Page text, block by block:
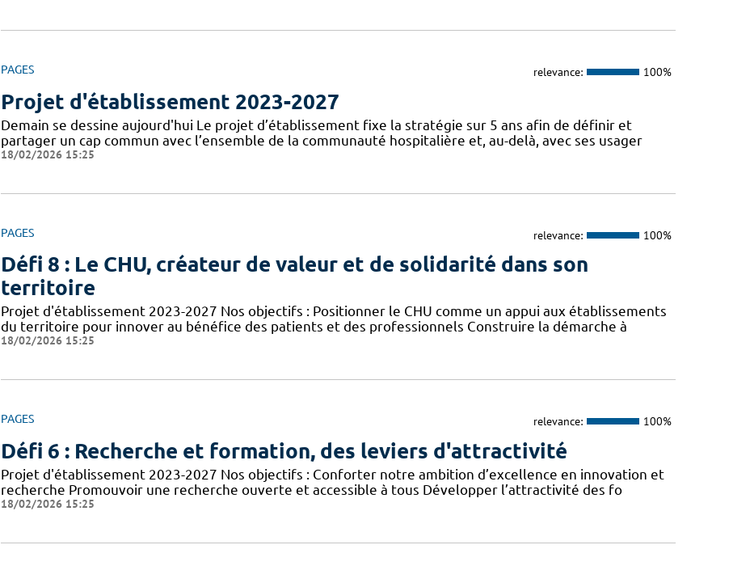
PAGES relevance: 100%
Projet d'établissement 2023-2027
Demain se dessine aujourd'hui Le projet d’établissement fixe la stratégie sur 5 ans afin de définir et
partager un cap commun avec l’ensemble de la communauté hospitalière et, au-delà, avec ses usager
18/02/2026 15:25
PAGES relevance: 100%
Défi 8 : Le CHU, créateur de valeur et de solidarité dans son
territoire
Projet d'établissement 2023-2027 Nos objectifs : Positionner le CHU comme un appui aux établissements
du territoire pour innover au bénéfice des patients et des professionnels Construire la démarche à
18/02/2026 15:25
PAGES relevance: 100%
Défi 6 : Recherche et formation, des leviers d'attractivité
Projet d'établissement 2023-2027 Nos objectifs : Conforter notre ambition d’excellence en innovation et
recherche Promouvoir une recherche ouverte et accessible à tous Développer l’attractivité des fo
18/02/2026 15:25